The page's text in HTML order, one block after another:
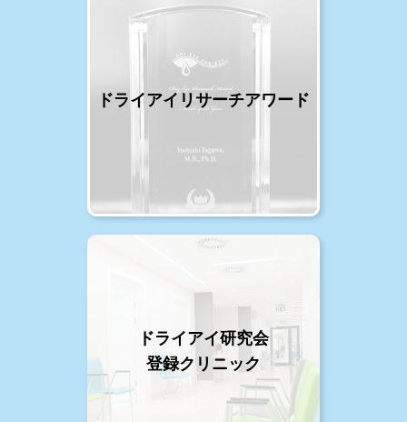
ドライアイリサーチアワード
ドライアイ研究会
登録クリニック